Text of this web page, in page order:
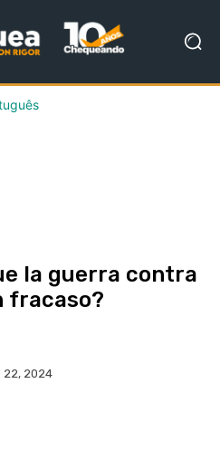
la guerra contra
fracaso?
22, 2024